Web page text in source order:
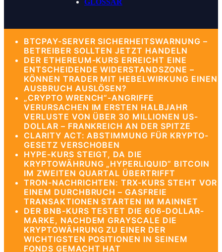
GLOSSAR
BTCPAY-SERVER SICHERHEITSWARNUNG –
BETREIBER SOLLTEN JETZT HANDELN
DER ETHEREUM-KURS ERREICHT EINE
ENTSCHEIDENDE WIDERSTANDSZONE –
KÖNNEN TRADER MIT HEBELWIRKUNG EINEN
AUSBRUCH AUSLÖSEN?
„CRYPTO WRENCH“-ANGRIFFE
VERURSACHEN IM ERSTEN HALBJAHR
VERLUSTE VON ÜBER 30 MILLIONEN US-
DOLLAR – FRANKREICH AN DER SPITZE
CLARITY ACT: ABSTIMMUNG FÜR KRYPTO-
GESETZ VERSCHOBEN
HYPE-KURS STEIGT, DA DIE
KRYPTOWÄHRUNG „HYPERLIQUID“ BITCOIN
IM ZWEITEN QUARTAL ÜBERTRIFFT
TRON-NACHRICHTEN: TRX-KURS STEHT VOR
EINEM DURCHBRUCH – GASFREIE
TRANSAKTIONEN STARTEN IM MAINNET
DER BNB-KURS TESTET DIE 606-DOLLAR-
MARKE, NACHDEM GRAYSCALE DIE
KRYPTOWÄHRUNG ZU EINER DER
WICHTIGSTEN POSITIONEN IN SEINEM
FONDS GEMACHT HAT